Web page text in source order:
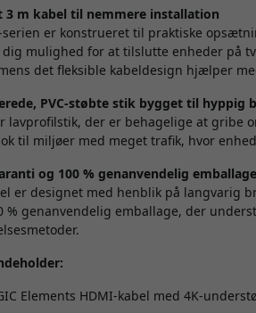
3 m kabel til nemmere installation
serien er konstrueret til praktiske
dig mulighed for at tilslutte enheder på
det fleksible kabeldesign hjælper
PVC-støbte stik bygget til hyppig
lavprofilstik, der er behagelige at gribe
til miljøer med meget trafik, hvor
og 100 % genanvendelig emballage
er designet med henblik på langvarig
% genanvendelig emballage, der
Elements HDMI-kabel med 4K-